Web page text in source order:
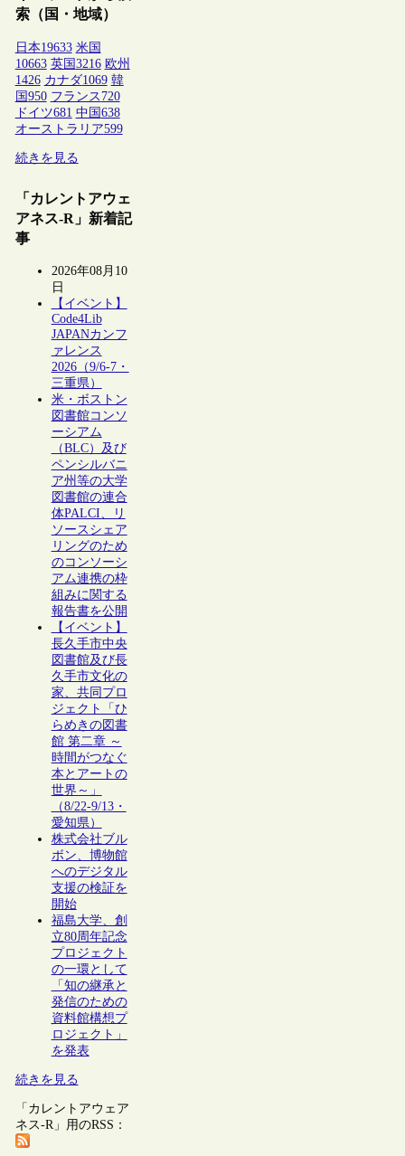
索（国・地域）
日本19633 米国
10663 英国 3216 欧州
1426 カナダ1069 韓
国 950 フランス 720
ドイツ681 中国 638
オーストラリア599
続きを見る
「カレントアウェ
アネス-R」新着記
事
2026年08月10
日
【イベント】
Code4Lib
JAPANカンフ
ァレンス
2026（9/6-7・
三重県）
米・ボストン
図書館コンソ
ーシアム
（BLC）及び
ペンシルバニ
ア州等の大学
図書館の連合
体PALCI、リ
ソースシェア
リングのため
のコンソーシ
アム連携の枠
組みに関する
報告書を公開
【イベント】
長久手市中央
図書館及び長
久手市文化の
家、共同プロ
ジェクト「ひ
らめきの図書
館 第二章 ～
時間がつなぐ
本とアートの
世界～」
（8/22-9/13・
愛知県）
株式会社ブル
ボン、博物館
へのデジタル
支援の検証を
開始
福島大学、創
立80周年記念
プロジェクト
の一環として
「知の継承と
発信のための
資料館構想プ
ロジェクト」
を発表
続きを見る
「カレントアウェア
ネス-R」用のRSS：